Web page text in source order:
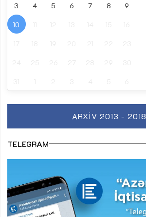
3 4 5 6 7 8 9
10
ARXIV 2013 - 2018
TELEGRAM